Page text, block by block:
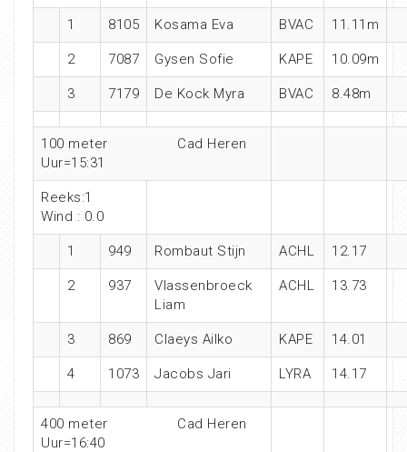
1 8105 Kosama Eva BVAC 11.11m
2 7087 Gysen Sofie KAPE 10.09m
3 7179 De Kock Myra BVAC 8.48m
100 meter Cad Heren
Uur=15:31
Reeks:1
Wind : 0.0
1 949 Rombaut Stijn ACHL 12.17
2 937
Vlassenbroeck
Liam
ACHL 13.73
3 869 Claeys Ailko KAPE 14.01
4 1073 Jacobs Jari LYRA 14.17
400 meter Cad Heren
Uur=16:40